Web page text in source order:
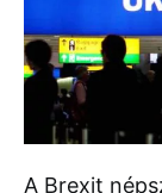
A Brexit